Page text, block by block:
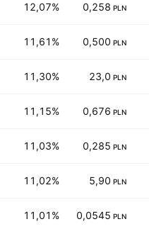
12,07% 0,258 PLN
11,61% 0,500 PLN
11,30% 23,0 PLN
11,15% 0,676 PLN
11,03% 0,285 PLN
11,02% 5,90 PLN
11,01% 0,0545 PLN